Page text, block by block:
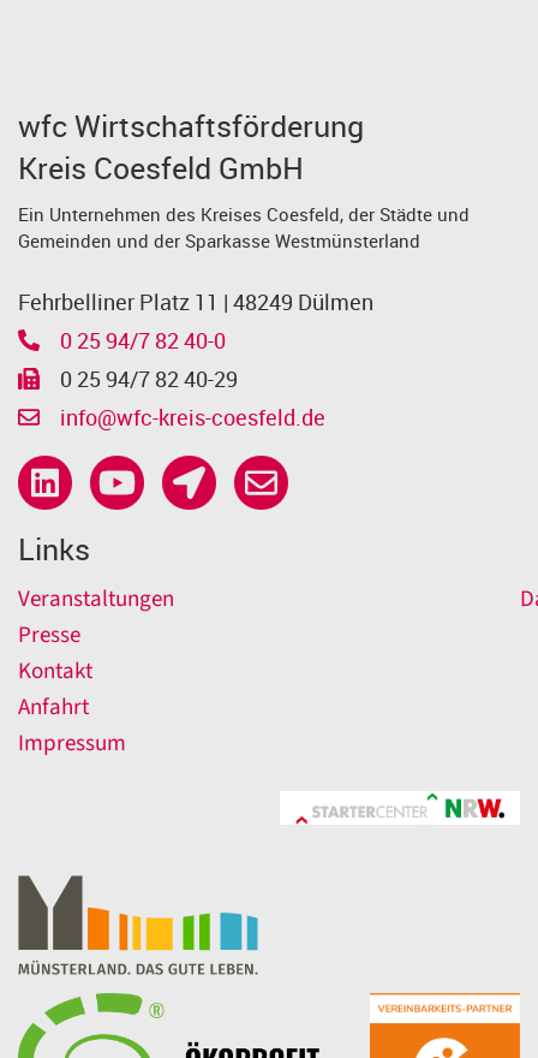
wfc Wirtschaftsförderung
Kreis Coesfeld GmbH
Ein Unternehmen des Kreises Coesfeld, der Städte und
Gemeinden und der Sparkasse Westmünsterland
Fehrbelliner Platz 11 | 48249 Dülmen
0 25 94/7 82 40-0
0 25 94/7 82 40-29
info@wfc-kreis-coesfeld.de
Links
Veranstaltungen
Presse
Kontakt
Anfahrt
Impressum